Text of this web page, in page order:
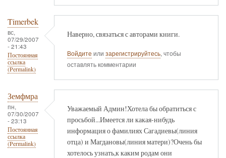
Timerbek
вс,
07/29/2007
- 21:43
Постоянная
ссылка
(Permalink)
Наверно, связаться с авторами книги.
Войдите или зарегистрируйтесь, чтобы
оставлять комментарии
Земфмра
пн,
07/30/2007
- 23:13
Постоянная
ссылка
(Permalink)
Уважаемый Админ!Хотела бы обратиться с
просьбой...Имеется ли какая-нибудь
информация о фамилиях Сагадиевы(линия
отца) и Магдановы(линия матери)?Очень бы
хотелось узнать,к каким родам они